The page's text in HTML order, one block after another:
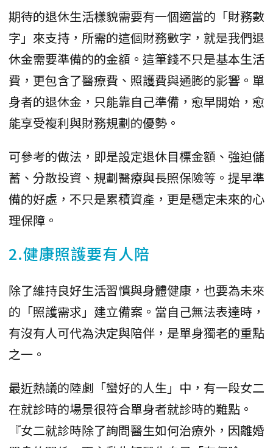
期待的退休生活樣貌需要有一個適當的「財務數
字」來支持，所需的這個財務數字，就是我們退
休金需要準備的的金額。這筆錢不只是基本生活
費，更包含了醫療費、照護費與通膨的影響。單
身者的退休金，只能靠自己準備，愈早開始，愈
能享受複利與財務規劃的優勢。
可參考的做法，即是設定退休目標金額、強迫儲
蓄、分散投資、規劃醫療與長照保險等。提早準
備的好處，不只是累積資產，更是穩定未來的心
理保障。
2.健康照護要有人陪
除了維持良好生活習慣與身體健康，也要為未來
的「照護需求」建立備案。當自己無法表達時，
有沒有人可代為決定與陪伴，是單身獨老的重點
之一。
最近熱議的陸劇「蠻好的人生」中，有一段女二
在就診時的場景很符合單身者就診時的難點。
『女二就診時除了詢問醫生如何治療外，因離婚